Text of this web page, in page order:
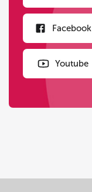
Facebook
Youtube